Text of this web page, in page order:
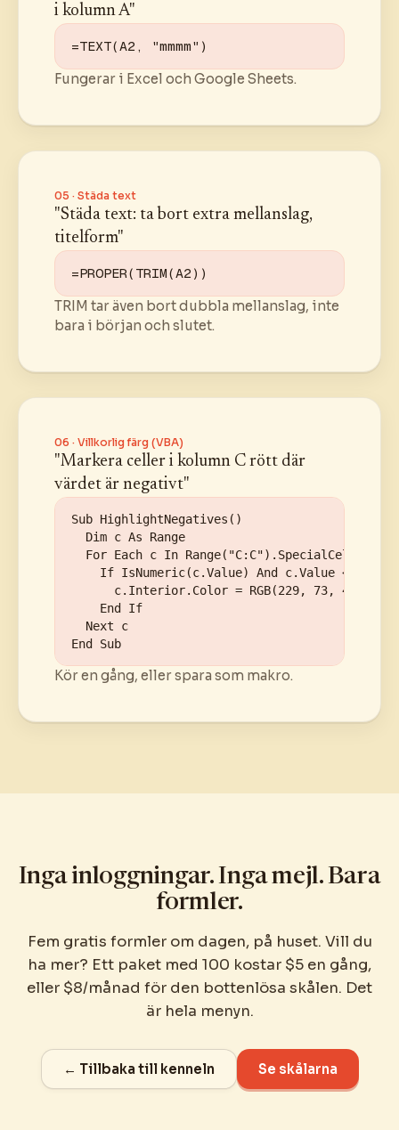
i kolumn A"
=TEXT(A2, "mmmm")
Fungerar i Excel och Google Sheets.
05 · Städa text
"Städa text: ta bort extra mellanslag,
titelform"
=PROPER(TRIM(A2))
TRIM tar även bort dubbla mellanslag, inte
bara i början och slutet.
06 · Villkorlig färg (VBA)
"Markera celler i kolumn C rött där
värdet är negativt"
Sub HighlightNegatives()
  Dim c As Range
For Each c In
    If IsNumeric(c.Value) And c.Value < 0 Then
      c.Interior.Color = RGB(229, 73, 45)
    End If
  Next c
End Sub
Kör en gång, eller spara som makro.
Inga inloggningar. Inga mejl. Bara
formler.
Fem gratis formler om dagen, på huset. Vill du
ha mer? Ett paket med 100 kostar $5 en gång,
eller $8/månad för den bottenlösa skålen. Det
är hela menyn.
← Tillbaka till kenneln Se skålarna